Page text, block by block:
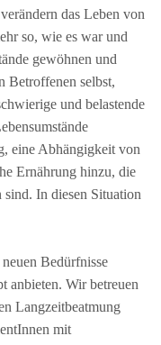
das Leben von
so, wie es war und
gewöhnen und
Betroffenen selbst,
und belastende
eine Abhängigkeit von
Ernährung hinzu, die
In diesen Situation
Bedürfnisse
anbieten. Wir betreuen
Langzeitbeatmung
mit